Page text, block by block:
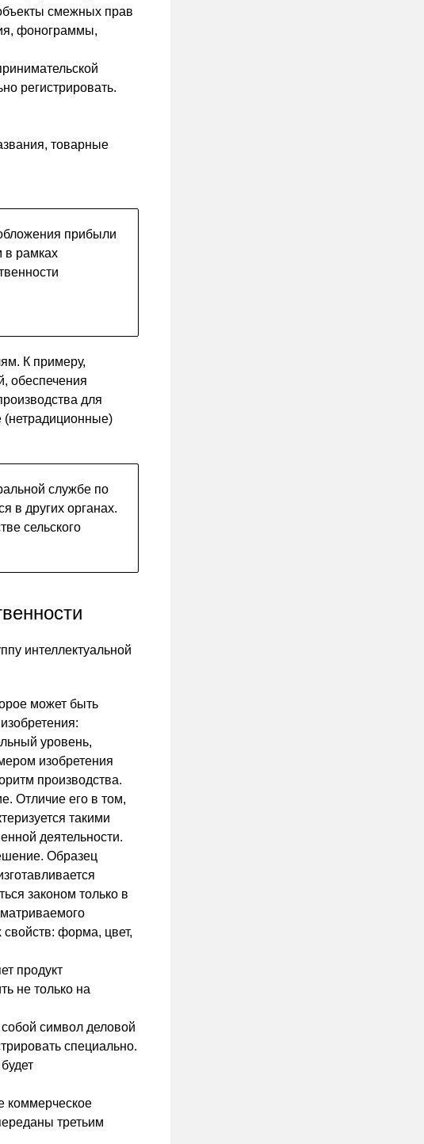
смежных прав
фонограммы,
регистрировать.
товарные
прибыли
в рамках
К примеру,
обеспечения
для
(нетрадиционные)
службе по
в других органах.
сельского
интеллектуальной
может быть
уровень,
изобретения
производства.
Отличие его в том,
такими
деятельности.
Образец
законом только в
свойств: форма, цвет,
продукт
не только на
символ деловой
специально.
коммерческое
третьим